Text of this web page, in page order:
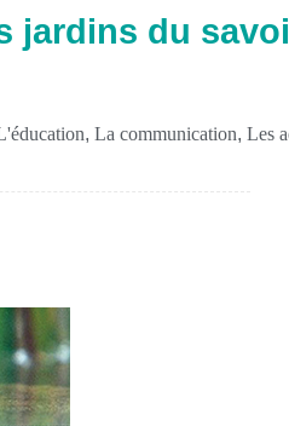
jardins du
, La communication, Les